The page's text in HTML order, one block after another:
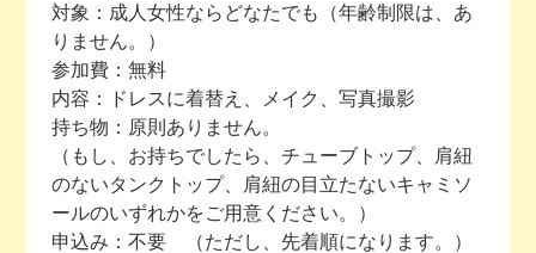
対象：成人女性ならどなたでも（年齢制限は、あ
りません。）
参加費：無料
内容：ドレスに着替え、メイク、写真撮影
持ち物：原則ありません。
（もし、お持ちでしたら、チューブトップ、肩紐
のないタンクトップ、肩紐の目立たないキャミソ
ールのいずれかをご用意ください。）
申込み：不要 （ただし、先着順になります。）